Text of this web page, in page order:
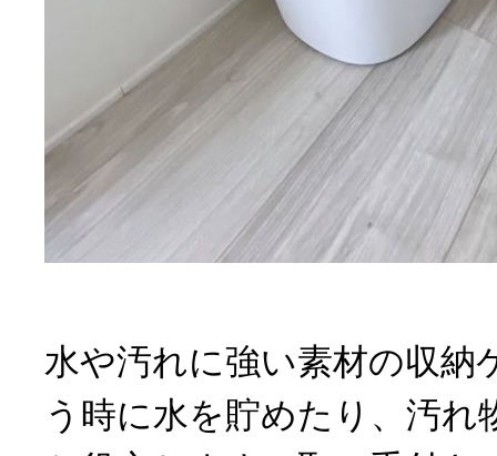
水や汚れに強い素材の収納
う時に水を貯めたり、汚れ